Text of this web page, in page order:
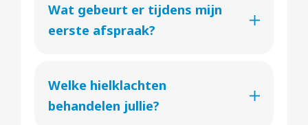
Wat gebeurt er tijdens mijn
eerste afspraak?
Welke hielklachten
behandelen jullie?